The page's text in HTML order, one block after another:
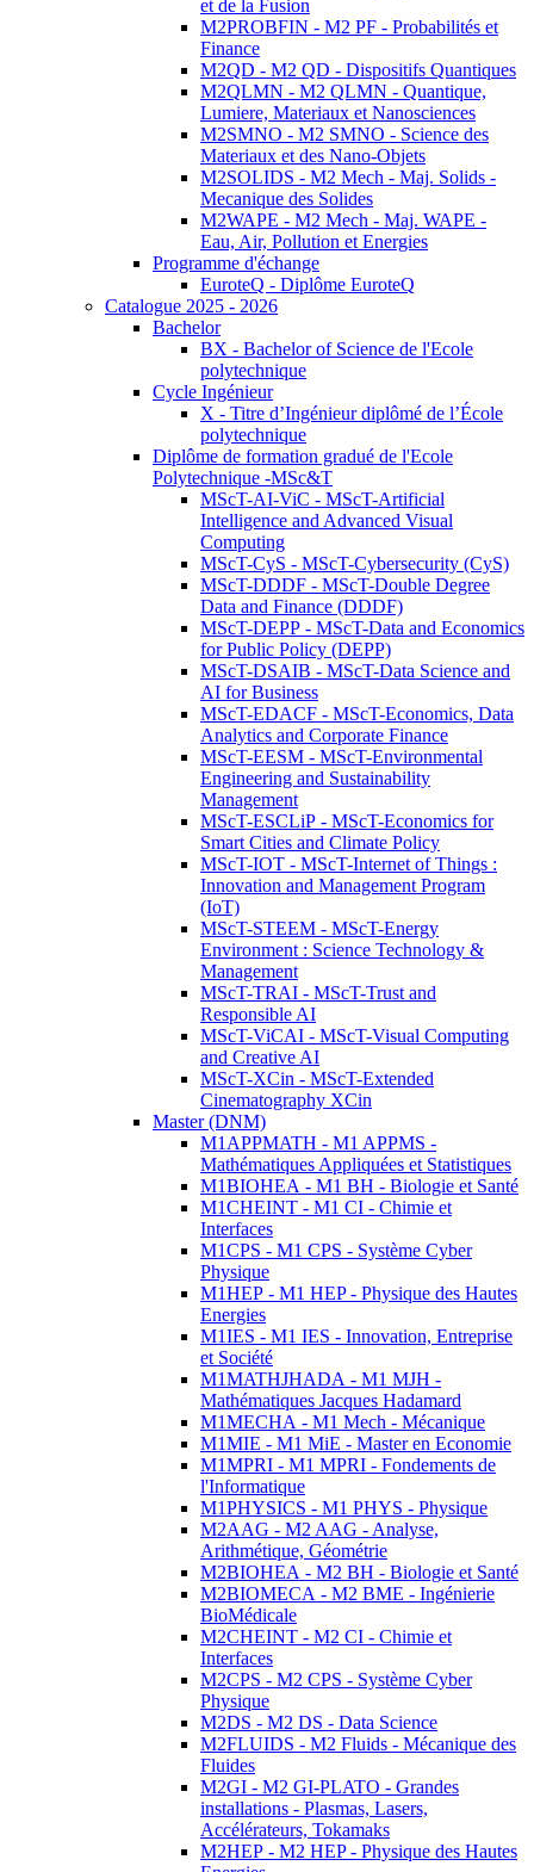
et de la Fusion
M2PROBFIN - M2 PF - Probabilités et
Finance
M2QD - M2 QD - Dispositifs Quantiques
M2QLMN - M2 QLMN - Quantique,
Lumiere, Materiaux et Nanosciences
M2SMNO - M2 SMNO - Science des
Materiaux et des Nano-Objets
M2SOLIDS - M2 Mech - Maj. Solids -
Mecanique des Solides
M2WAPE - M2 Mech - Maj. WAPE -
Eau, Air, Pollution et Energies
Programme d'échange
EuroteQ - Diplôme EuroteQ
Catalogue 2025 - 2026
Bachelor
BX - Bachelor of Science de l'Ecole
polytechnique
Cycle Ingénieur
X - Titre d’Ingénieur diplômé de l’École
polytechnique
Diplôme de formation gradué de l'Ecole
Polytechnique -MSc&T
MScT-AI-ViC - MScT-Artificial
Intelligence and Advanced Visual
Computing
MScT-CyS - MScT-Cybersecurity (CyS)
MScT-DDDF - MScT-Double Degree
Data and Finance (DDDF)
MScT-DEPP - MScT-Data and Economics
for Public Policy (DEPP)
MScT-DSAIB - MScT-Data Science and
AI for Business
MScT-EDACF - MScT-Economics, Data
Analytics and Corporate Finance
MScT-EESM - MScT-Environmental
Engineering and Sustainability
Management
MScT-ESCLiP - MScT-Economics for
Smart Cities and Climate Policy
MScT-IOT - MScT-Internet of Things :
Innovation and Management Program
(IoT)
MScT-STEEM - MScT-Energy
Environment : Science Technology &
Management
MScT-TRAI - MScT-Trust and
Responsible AI
MScT-ViCAI - MScT-Visual Computing
and Creative AI
MScT-XCin - MScT-Extended
Cinematography XCin
Master (DNM)
M1APPMATH - M1 APPMS -
Mathématiques Appliquées et Statistiques
M1BIOHEA - M1 BH - Biologie et Santé
M1CHEINT - M1 CI - Chimie et
Interfaces
M1CPS - M1 CPS - Système Cyber
Physique
M1HEP - M1 HEP - Physique des Hautes
Energies
M1IES - M1 IES - Innovation, Entreprise
et Société
M1MATHJHADA - M1 MJH -
Mathématiques Jacques Hadamard
M1MECHA - M1 Mech - Mécanique
M1MIE - M1 MiE - Master en Economie
M1MPRI - M1 MPRI - Fondements de
l'Informatique
M1PHYSICS - M1 PHYS - Physique
M2AAG - M2 AAG - Analyse,
Arithmétique, Géométrie
M2BIOHEA - M2 BH - Biologie et Santé
M2BIOMECA - M2 BME - Ingénierie
BioMédicale
M2CHEINT - M2 CI - Chimie et
Interfaces
M2CPS - M2 CPS - Système Cyber
Physique
M2DS - M2 DS - Data Science
M2FLUIDS - M2 Fluids - Mécanique des
Fluides
M2GI - M2 GI-PLATO - Grandes
installations - Plasmas, Lasers,
Accélérateurs, Tokamaks
M2HEP - M2 HEP - Physique des Hautes